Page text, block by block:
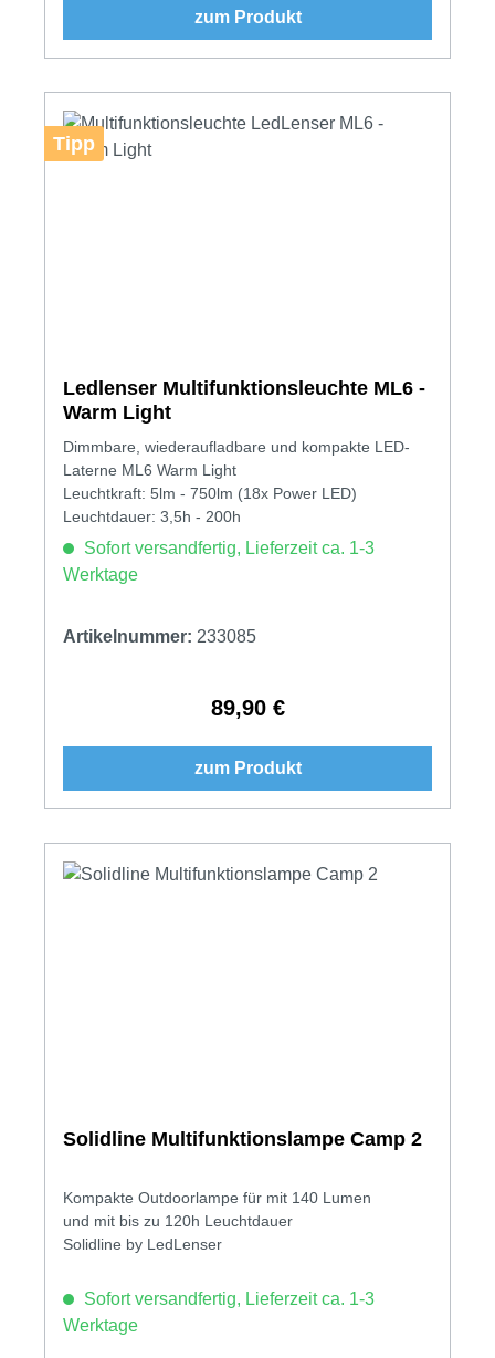
zum Produkt
Tipp
Ledlenser Multifunktionsleuchte ML6 -
Warm Light
Dimmbare, wiederaufladbare und kompakte LED-
Laterne ML6 Warm Light
Leuchtkraft: 5lm - 750lm (18x Power LED)
Leuchtdauer: 3,5h - 200h
Sofort versandfertig, Lieferzeit ca. 1-3
Werktage
Artikelnummer: 233085
Regulärer Preis:
89,90 €
zum Produkt
Solidline Multifunktionslampe Camp 2
Kompakte Outdoorlampe für mit 140 Lumen
und mit bis zu 120h Leuchtdauer
Solidline by LedLenser
Sofort versandfertig, Lieferzeit ca. 1-3
Werktage